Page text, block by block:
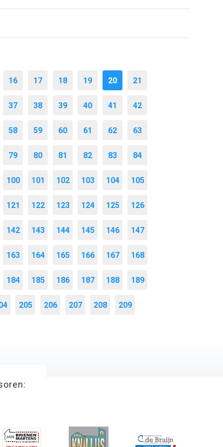
16 17 18 19 20 21
37 38 39 40 41 42
58 59 60 61 62 63
79 80 81 82 83 84
100 101 102 103 104 105
121 122 123 124 125 126
142 143 144 145 146 147
163 164 165 166 167 168
184 185 186 187 188 189
205 206 207 208 209